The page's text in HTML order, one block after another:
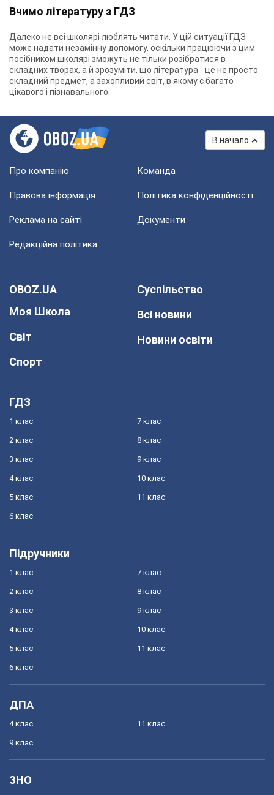
Вчимо літературу з ГДЗ
Далеко не всі школярі люблять читати. У цій ситуації ГДЗ
може надати незамінну допомогу, оскільки працюючи з цим
посібником школярі зможуть не тільки розібратися в
складних творах, а й зрозуміти, що література - це не просто
складний предмет, а захопливий світ, в якому є багато
цікавого і пізнавального.
В начало
Про компанію Команда
Правова інформація Політика конфіденційності
Реклама на сайті Документи
Редакційна політика
OBOZ.UA
Моя Школа
Світ
Спорт
Суспільство
Всі новини
Новини освіти
ГДЗ
1 клас
2 клас
3 клас
4 клас
5 клас
6 клас
7 клас
8 клас
9 клас
10 клас
11 клас
Підручники
1 клас
2 клас
3 клас
4 клас
5 клас
6 клас
7 клас
8 клас
9 клас
10 клас
11 клас
ДПА
4 клас
9 клас
11 клас
ЗНО